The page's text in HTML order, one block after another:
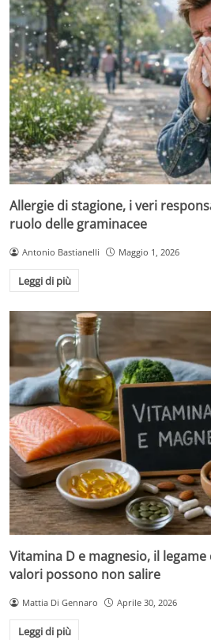
Allergie di stagione, i veri
ruolo delle graminacee
Antonio Bastianelli Maggio 1, 2026
Leggi di più
Vitamina D e magnesio, il
valori possono non salire
Mattia Di Gennaro Aprile 30, 2026
Leggi di più